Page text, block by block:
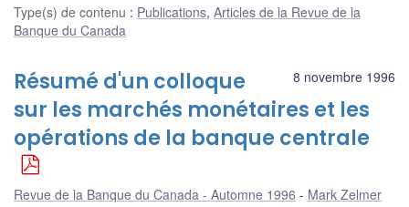
Type(s) de contenu : Publications, Articles de la Revue de la
Banque du Canada
8 novembre 1996
Résumé d'un colloque
sur les marchés monétaires et les
opérations de la banque centrale
Revue de la Banque du Canada - Automne 1996 Mark Zelmer